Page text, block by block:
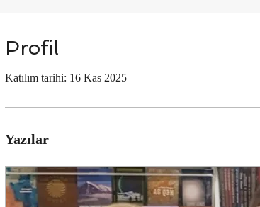
Profil
Katılım tarihi: 16 Kas 2025
Yazılar